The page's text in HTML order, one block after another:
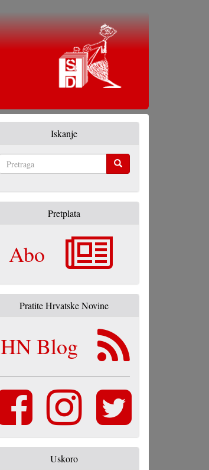
Iskanje
Pretplata
Abo
Pratite Hrvatske Novine
HN Blog
Uskoro